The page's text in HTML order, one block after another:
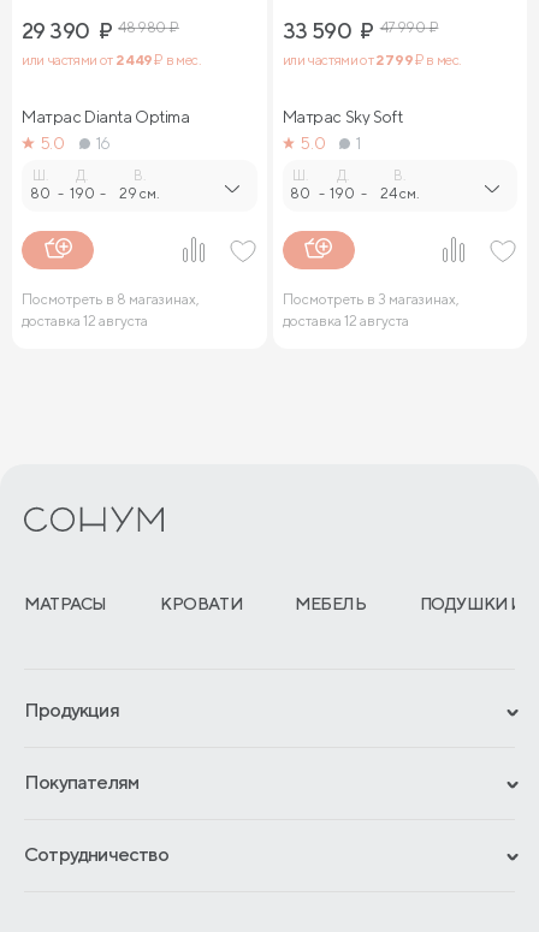
29 390 ₽ 48 980₽
или частями от 2 449₽ в мес.
Матрас Dianta Optima
5.0
16
Ш.
80 -
Д.
190 -
В.
29 см.
Посмотреть в 8 магазинах,
доставка 12 августа
33 590 ₽ 47 990₽
или частями от2 799₽ в мес.
Матрас Sky Soft
5.0
1
Ш.
80 -
Д.
190 -
В.
24 см.
Посмотреть в 3 магазинах,
доставка 12 августа
МАТРАСЫ КРОВАТИ МЕБЕЛЬ ПОДУШКИ И
Продукция
Гарантии
Покупателям
Обмен и возврат
Сотрудничество